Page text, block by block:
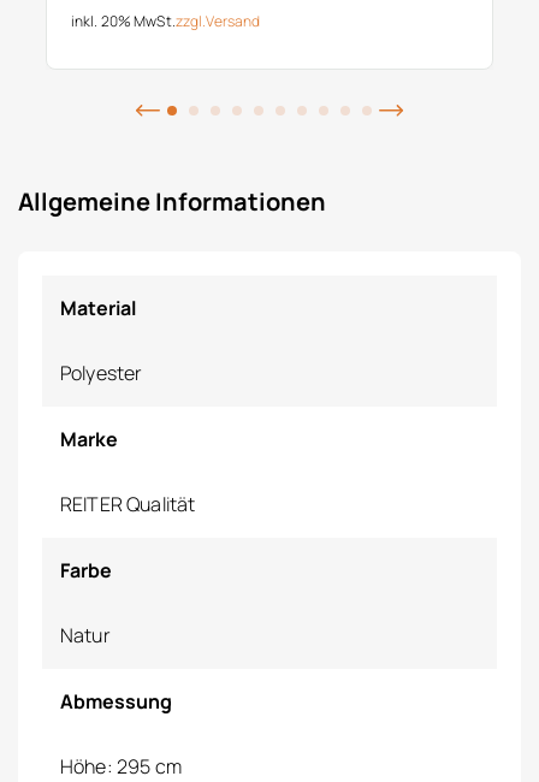
inkl. 20% MwSt.zzgl.Versand
Allgemeine Informationen
Material
Polyester
Marke
REITER Qualität
Farbe
Natur
Abmessung
Höhe: 295 cm